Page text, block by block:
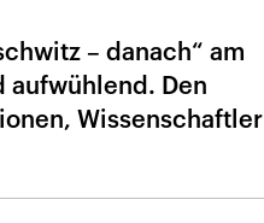
– danach“ am
aufwühlend. Den
Wissenschaftler